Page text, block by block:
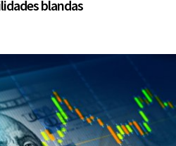
blandas